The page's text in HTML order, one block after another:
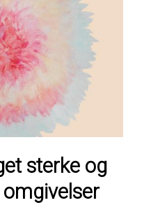
sterke og